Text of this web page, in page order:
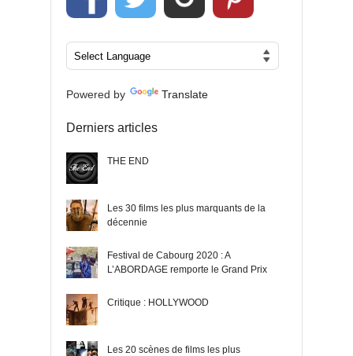
Powered by Translate
Derniers articles
THE END
Les 30 films les plus marquants de la
décennie
Festival de Cabourg 2020 : A
L’ABORDAGE remporte le Grand Prix
Critique : HOLLYWOOD
Les 20 scènes de films les plus